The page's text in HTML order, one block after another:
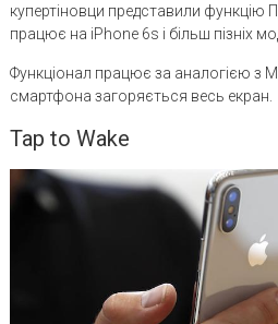
купертіновци представили функцію
працює на iPhone 6s і більш пізніх
Функціонал працює за аналогією з
смартфона загоряється весь екран.
Tap to Wake